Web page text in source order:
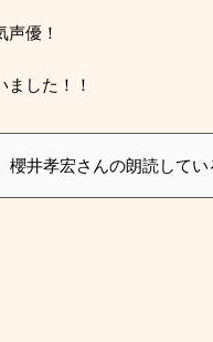
優！
ました！！
櫻井孝宏さんの朗読して